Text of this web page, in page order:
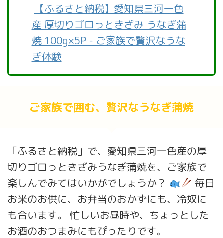
【ふるさと納税】愛知県三河一色
産 厚切りゴロっときざみ うなぎ蒲
焼 100g×5P - ご家族で贅沢なうな
ぎ体験
ご家族で囲む、贅沢なうなぎ蒲焼
「ふるさと納税」で、愛知県三河一色産の厚
切りゴロっときざみうなぎ蒲焼を、ご家族で
楽しんでみてはいかがでしょうか？
毎日
お米のお供に、お弁当のおかずにも、冷奴に
も合います。 忙しいお昼時や、ちょっとした
お酒のおつまみにもぴったりです。